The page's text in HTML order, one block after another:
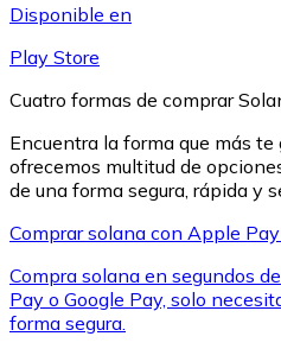
XRP
XRP
Disponible en
Play Store
Cuatro formas de comprar
Encuentra la forma que más
ofrecemos multitud de
de una forma segura, rápida y
Comprar solana con Apple
Compra solana en segundos
Pay o Google Pay, solo
forma segura.